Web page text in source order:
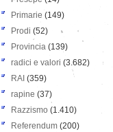
Primarie (149)
Prodi (52)
Provincia (139)
radici e valori (3.682)
RAI (359)
rapine (37)
Razzismo (1.410)
Referendum (200)